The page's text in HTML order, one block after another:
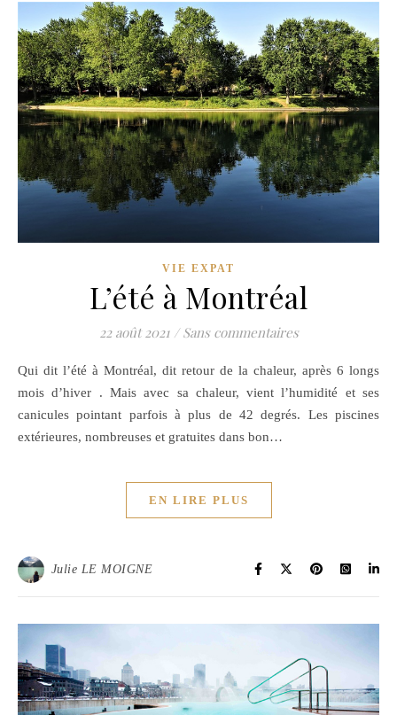
VIE EXPAT
L’été à Montréal
22 août 2021 / Sans commentaires
Qui dit l’été à Montréal, dit retour de la chaleur, après 6 longs
mois d’hiver . Mais avec sa chaleur, vient l’humidité et ses
canicules pointant parfois à plus de 42 degrés. Les piscines
extérieures, nombreuses et gratuites dans bon…
EN LIRE PLUS
Julie LE MOIGNE